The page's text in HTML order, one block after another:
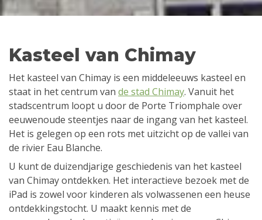
Kasteel van Chimay
Het kasteel van Chimay is een middeleeuws kasteel en
staat in het centrum van de stad Chimay. Vanuit het
stadscentrum loopt u door de Porte Triomphale over
eeuwenoude steentjes naar de ingang van het kasteel.
Het is gelegen op een rots met uitzicht op de vallei van
de rivier Eau Blanche.
U kunt de duizendjarige geschiedenis van het kasteel
van Chimay ontdekken. Het interactieve bezoek met de
iPad is zowel voor kinderen als volwassenen een heuse
ontdekkingstocht. U maakt kennis met de